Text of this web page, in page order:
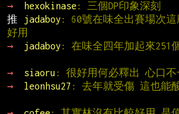
→
hexokinase : 三個DP印象深刻
推
jadaboy : 60號在味全出賽場次這
好用
→
jadaboy : 在味全四年加起來251
→
siaoru : 很好用何必釋出 心口不
→
leonhsu27 : 去年就受傷 這也能